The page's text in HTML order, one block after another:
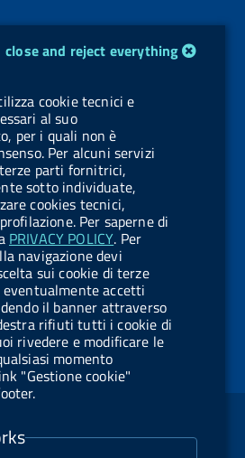
module
close and reject everything
cookie tecnici e
al suo
per i quali non è
Per alcuni servizi
parti fornitrici,
sotto individuate,
cookies tecnici,
Per saperne di
PRIVACY POLICY. Per
navigazione devi
sui cookie di terze
accetti
il banner attraverso
rifiuti tutti i cookie di
rivedere e modificare le
momento
"Gestione cookie"
L
i
n
k
e
d
i